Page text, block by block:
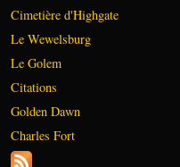
Cimetière d'Highgate
Le Wewelsburg
Le Golem
Citations
Golden Dawn
Charles Fort